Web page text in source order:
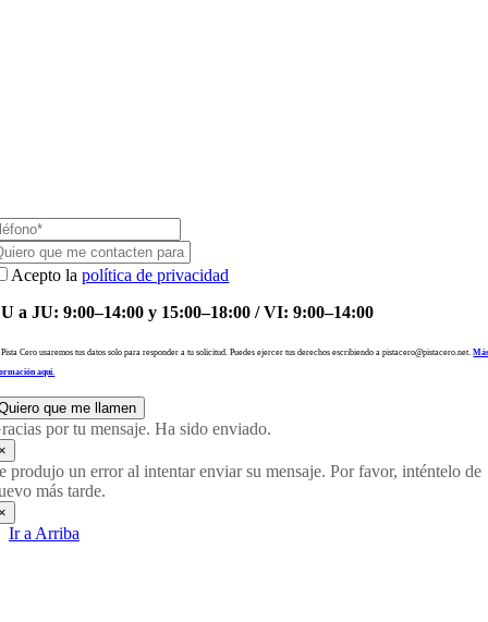
Acepto lapolítica de privacidad
a JU: 9:00–14:00 y 15:00–18:00 / VI: 9:00–14:00
Pista Cero usaremos tus datos solo para responder a tu solicitud. Puedes ejercer tus derechos escribiendo a pistacero@pistacero.net.
aquí.
que me llamen
por tu mensaje. Ha sido enviado.
produjo un error al intentar enviar su mensaje. Por favor, inténtelo de
más tarde.
Ir a Arriba